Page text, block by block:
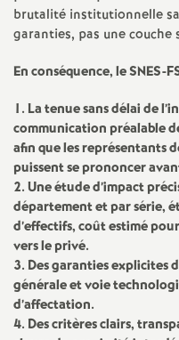
brutalité institutionnelle
garanties, pas une
En conséquence, le SNES-
1. La tenue sans délai de
communication préalable
afin que les représentants
puissent se prononcer
2. Une étude d’impact
département et par série,
d’effectifs, coût estimé
vers le privé.
3. Des garanties explicites
générale et voie
d’affectation.
4. Des critères clairs,